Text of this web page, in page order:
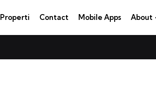
Properti Contact Mobile Apps About